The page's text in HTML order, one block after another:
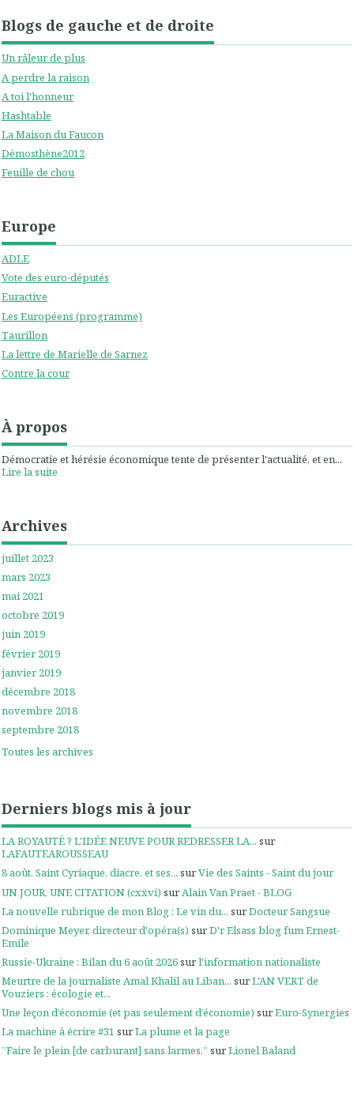
Blogs de gauche et de droite
Un râleur de plus
A perdre la raison
A toi l'honneur
Hashtable
La Maison du Faucon
Démosthène2012
Feuille de chou
Europe
ADLE
Vote des euro-députés
Euractive
Les Européens (programme)
Taurillon
La lettre de Marielle de Sarnez
Contre la cour
À propos
Démocratie et hérésie économique tente de présenter l'actualité, et en...
Lire la suite
Archives
juillet 2023
mars 2023
mai 2021
octobre 2019
juin 2019
février 2019
janvier 2019
décembre 2018
novembre 2018
septembre 2018
Toutes les archives
Derniers blogs mis à jour
LA ROYAUTÉ ? L'IDÉE NEUVE POUR REDRESSER LA... sur
LAFAUTEAROUSSEAU
8 août. Saint Cyriaque, diacre, et ses... surVie des Saints - Saint du jour
UN JOUR, UNE CITATION (cxxvi) sur Alain Van Praet - BLOG
La nouvelle rubrique de mon Blog : Le vin du... surDocteur Sangsue
Dominique Meyer, directeur d'opéra(s) surD'r Elsass blog fum Ernest-
Emile
Russie-Ukraine : Bilan du 6 août 2026surl'information nationaliste
Meurtre de la journaliste Amal Khalil au Liban... surL'AN VERT de
Vouziers : écologie et...
Une leçon d’économie (et pas seulement d’économie) surEuro-Synergies
La machine à écrire #31 surLa plume et la page
”Faire le plein [de carburant] sans larmes.” surLionel Baland